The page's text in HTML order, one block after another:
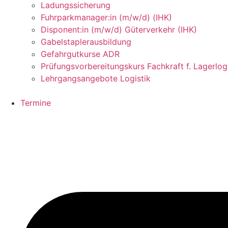
Ladungssicherung
Fuhrparkmanager:in (m/w/d) (IHK)
Disponent:in (m/w/d) Güterverkehr (IHK)
Gabelstaplerausbildung
Gefahrgutkurse ADR
Prüfungsvorbereitungskurs Fachkraft f.
Lehrgangsangebote Logistik
Termine